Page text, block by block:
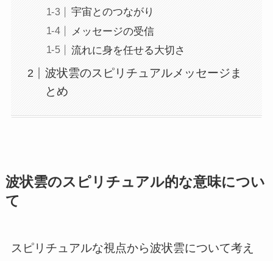
宇宙とのつながり
メッセージの受信
流れに身を任せる大切さ
波状雲のスピリチュアルメッセージま
とめ
波状雲のスピリチュアル的な意味につい
て
スピリチュアルな視点から波状雲について考え